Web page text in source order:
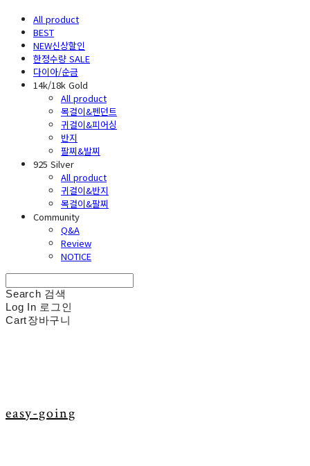
All product
BEST
NEW신상할인
한정수량 SALE
다이아/순금
14k/18k Gold
All product
목걸이&펜던트
귀걸이&피어싱
반지
팔찌&발찌
925 Silver
All product
귀걸이&반지
목걸이&팔찌
Community
Q&A
Review
NOTICE
Search 검색
Log In 로그인
Cart장바구니
easy-going